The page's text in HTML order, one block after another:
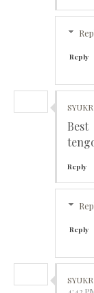
Reply
Reply
Reply